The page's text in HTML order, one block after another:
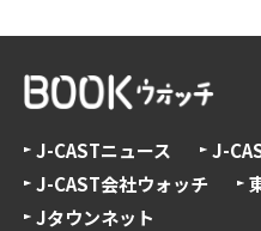
J-CASTニュース
J-
J-CAST会社ウォッチ
Jタウンネット